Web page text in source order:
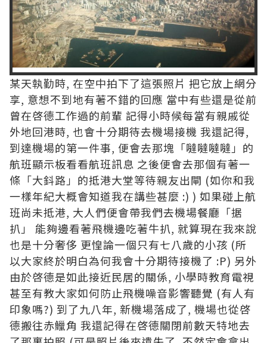
某天執勤時, 在空中拍下了這張照片 把它放上網分
享, 意想不到地有著不錯的回應 當中有些還是從前
曾在啓德工作過的前輩 記得小時候每當有親戚從
外地回港時, 也會十分期待去機場接機 我還記得,
到達機場的第一件事, 便會去那塊「噠噠噠噠」的
航班顯示板看看航班訊息 之後便會去那個有著一
條「大鈄路」的抵港大堂等待親友出閘 (如你和我
一樣年紀大概會知道我在講些甚麼 :) ) 如果碰上航
班尚未抵港, 大人們便會帶我們去機場餐廳「据
扒」 能夠邊看著飛機邊吃著牛扒, 就算現在我來說
也是十分奢侈 更惶論一個只有七八歲的小孩 (所
以大家終於明白為何我會十分期待接機了 :P) 另外
由於啓德是如此接近民居的關係, 小學時教育電視
甚至有教大家如何防止飛機噪音影響聽覺 (有人有
印象嗎?) 到了九八年, 新機場落成了, 機場也從啓
德搬往赤鱲角 我還記得在啓德關閉前數天特地去